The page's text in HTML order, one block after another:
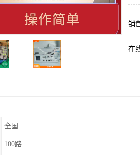
销
在
全国
100路